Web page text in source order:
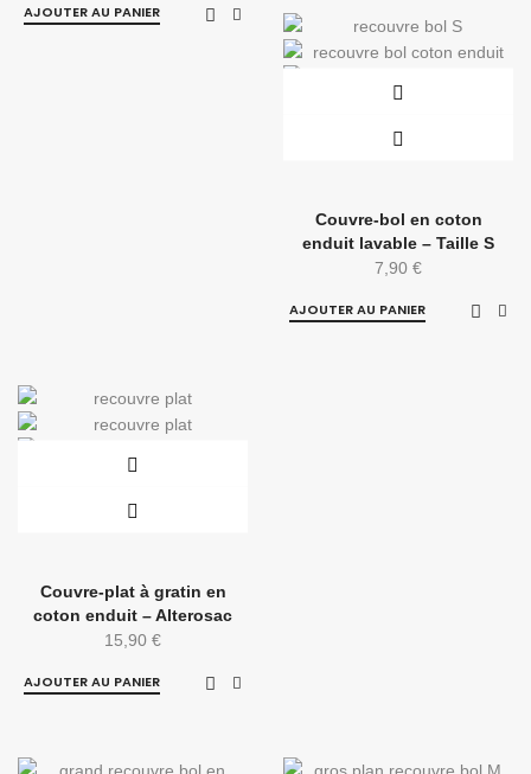
AJOUTER AU PANIER
Couvre-bol en coton
enduit lavable – Taille S
7,90 €
AJOUTER AU PANIER
Couvre-plat à gratin en
coton enduit – Alterosac
15,90 €
AJOUTER AU PANIER